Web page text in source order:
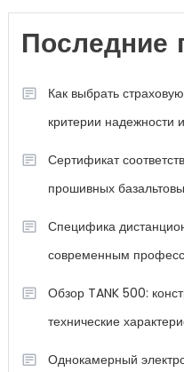
Последние
Как выбрать
критерии надежности
Сертификат
прошивных
Специфика
современным
Обзор TANK 500:
технические
Однокамерный